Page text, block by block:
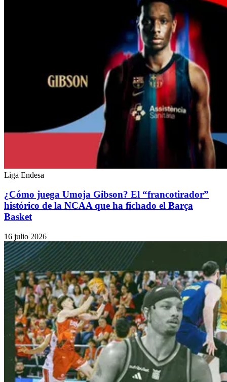
Liga Endesa
¿Cómo juega Umoja Gibson? El “francotirador”
histórico de la NCAA que ha fichado el Barça
Basket
16 julio 2026